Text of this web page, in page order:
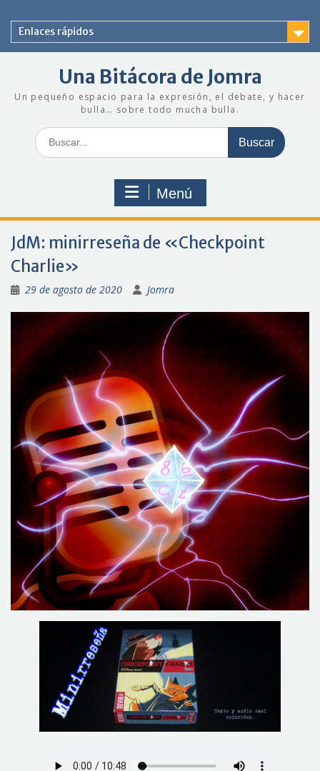
contenido
Enlaces rápidos
Una Bitácora de Jomra
Un pequeño espacio para la expresión, el debate, y hacer
bulla… sobre todo mucha bulla.
Buscar:
Menú
JdM: minirreseña de «Checkpoint
Charlie»
29 de agosto de 2020 Jomra